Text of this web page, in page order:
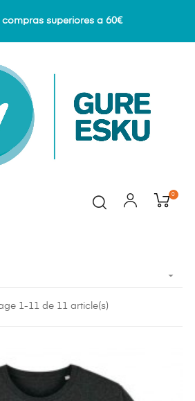
superiores a 60€
0

1-11 de 11 article(s)